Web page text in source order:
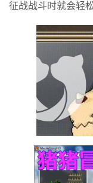
征战战斗时就会轻